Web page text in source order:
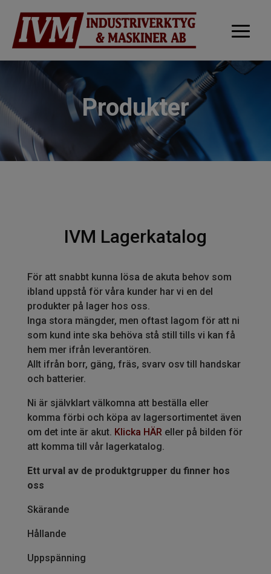
Produkter
IVM Lagerkatalog
För att snabbt kunna lösa de akuta behov som
ibland uppstå för våra kunder har vi en del
produkter på lager hos oss.
Inga stora mängder, men oftast lagom för att ni
som kund inte ska behöva stå still tills vi kan få
hem mer ifrån leverantören.
Allt ifrån borr, gäng, fräs, svarv osv till handskar
och batterier.
Ni är självklart välkomna att beställa eller
komma förbi och köpa av lagersortimentet även
om det inte är akut. Klicka HÄReller på bilden för
att komma till vår lagerkatalog.
Ett urval av de produktgrupper du finner hos
oss
Skärande
Hållande
Uppspänning